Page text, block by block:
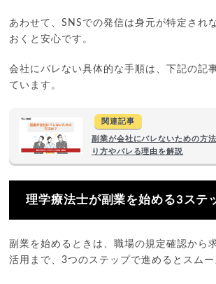
あわせて、SNSでの発信は身元が特定され
おくと安心です。
会社にバレない具体的な手順は、下記の記
ています。
関連記事
副業が会社にバレないための方
り方やバレる理由を解説
理学療法士が副業を始める3ステ
副業を始めるときは、職場の規定確認から
活用まで、3つのステップで進めるとスムー